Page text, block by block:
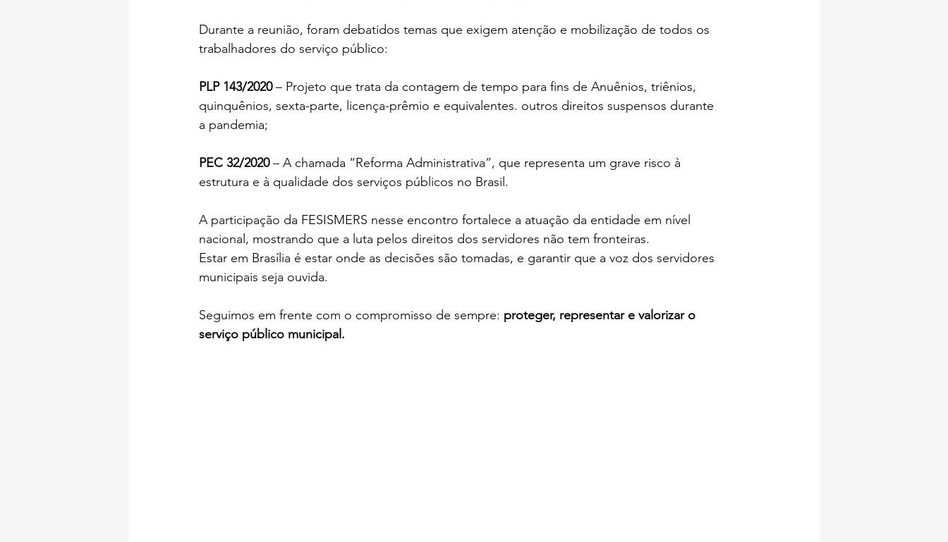
Durante a reunião, foram debatidos temas que exigem atenção e mobilização de todos os
trabalhadores do serviço público:
PLP 143/2020 – Projeto que trata da contagem de tempo para fins de Anuênios, triênios,
quinquênios, sexta-parte, licença-prêmio e equivalentes. outros direitos suspensos durante
a pandemia;
PEC 32/2020 – A chamada “Reforma Administrativa”, que representa um grave risco à
estrutura e à qualidade dos serviços públicos no Brasil.
A participação da FESISMERS nesse encontro fortalece a atuação da entidade em nível
nacional, mostrando que a luta pelos direitos dos servidores não tem fronteiras.
Estar em Brasília é estar onde as decisões são tomadas, e garantir que a voz dos servidores
municipais seja ouvida.
Seguimos em frente com o compromisso de sempre: proteger, representar e valorizar o
serviço público municipal.